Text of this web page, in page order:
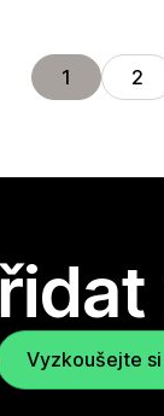
1 2
Vyzkoušejte